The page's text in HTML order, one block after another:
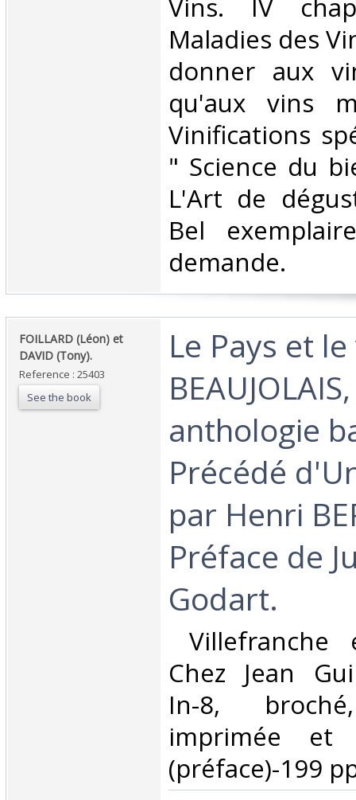
Vins. IV
Maladies des
donner aux
qu'aux vins
Vinifications
" Science du
L'Art de
Bel
demande.‎
‎FOILLARD (Léon) et
DAVID (Tony).‎
Reference : 25403
See the book
‎Le Pays et
anthologie
Précédé
par Henri
Préface de
Godart.‎
Villefranche
Chez Jean
In-8,
imprimée et
(préface)-199